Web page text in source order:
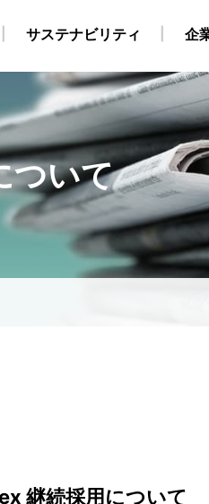
ついて
継続採用について
洋上風力関連事業 電力事
個人株主・投資家の皆様へ
境 社会 ガバナンス
サステナブル・ファイナンス
サステナビリティ
員構成 組織 運航船腹
企
リア採用情報
陸上職 障